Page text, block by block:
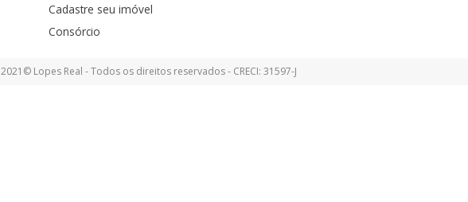
Cadastre seu imóvel
Consórcio
2021© Lopes Real - Todos os direitos reservados - CRECI: 31597-J